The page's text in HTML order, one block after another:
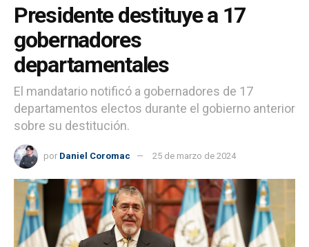
Presidente destituye a 17
gobernadores
departamentales
El mandatario notificó a gobernadores de 17
departamentos electos durante el gobierno anterior
sobre su destitución.
por Daniel Coromac 25 de marzo de 2024